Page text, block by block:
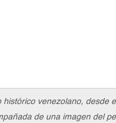
venezolano, desde
de una imagen del